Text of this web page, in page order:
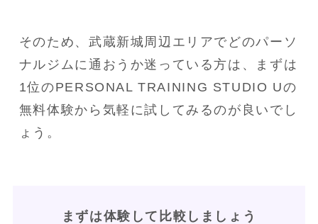
そのため、武蔵新城周辺エリアでどのパーソ
ナルジムに通おうか迷っている方は、まずは
1位のPERSONAL TRAINING STUDIO Uの
無料体験から気軽に試してみるのが良いでし
ょう。
まずは体験して比較しましょう